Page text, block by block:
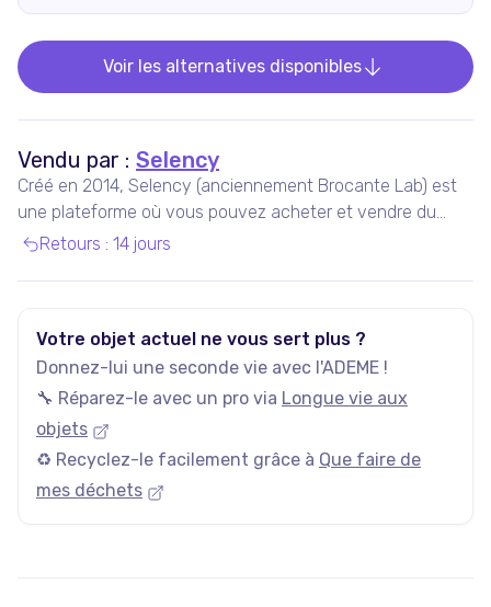
Voir les alternatives disponibles
Vendu par : Selency
Créé en 2014, Selency (anciennement Brocante Lab) est
une plateforme où vous pouvez acheter et vendre du
mobilier et des décorations uniques de seconde main,
Retours : 14 jours
Votre objet actuel ne vous sert plus ?
Donnez-lui une seconde vie avec l'ADEME !
🔧 Réparez-le avec un pro via Longue vie aux
objets
♻️ Recyclez-le facilement grâce à Que faire de
mes déchets